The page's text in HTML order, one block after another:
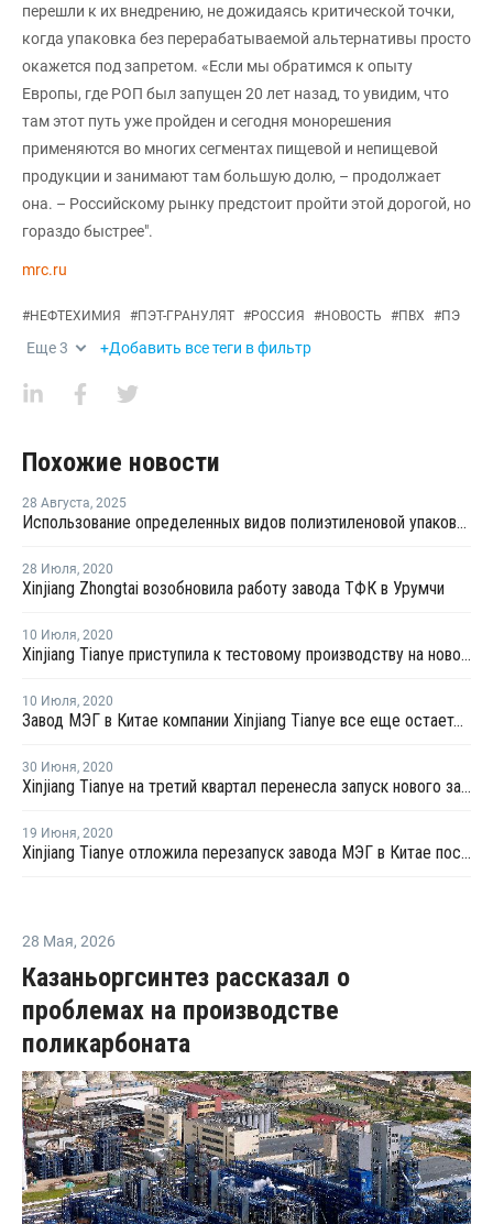
перешли к их внедрению, не дожидаясь критической точки,
когда упаковка без перерабатываемой альтернативы просто
окажется под запретом. «Если мы обратимся к опыту
Европы, где РОП был запущен 20 лет назад, то увидим, что
там этот путь уже пройден и сегодня монорешения
применяются во многих сегментах пищевой и непищевой
продукции и занимают там большую долю, – продолжает
она. – Российскому рынку предстоит пройти этой дорогой, но
гораздо быстрее".
mrc.ru
#НЕФТЕХИМИЯ #ПЭТ-ГРАНУЛЯТ #РОССИЯ #НОВОСТЬ #ПВХ #ПЭ
Еще3 +Добавить все теги в фильтр
Похожие новости
28 Августа, 2025
Использование определенных видов полиэтиленовой упаковки запретят в Хабаровском крае
28 Июля, 2020
Xinjiang Zhongtai возобновила работу завода ТФК в Урумчи
10 Июля, 2020
Xinjiang Tianye приступила к тестовому производству на новом заводе МЭГ в Китае
10 Июля, 2020
Завод МЭГ в Китае компании Xinjiang Tianye все еще остается закрытым в июле
30 Июня, 2020
Xinjiang Tianye на третий квартал перенесла запуск нового завода МЭГ в Китае
19 Июня, 2020
Xinjiang Tianye отложила перезапуск завода МЭГ в Китае после профилактики
28 Мая, 2026
Казаньоргсинтез рассказал о
проблемах на производстве
поликарбоната